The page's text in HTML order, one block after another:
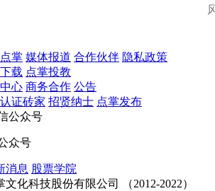
掌 媒体报道 合作伙伴 隐私政策
载 点掌投教
心 商务合作 公告
证砖家 招贤纳士 点掌发布
众号
消息 股票学院
文化科技股份有限公司 （2012-2022）